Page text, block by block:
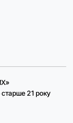
старше 21 року